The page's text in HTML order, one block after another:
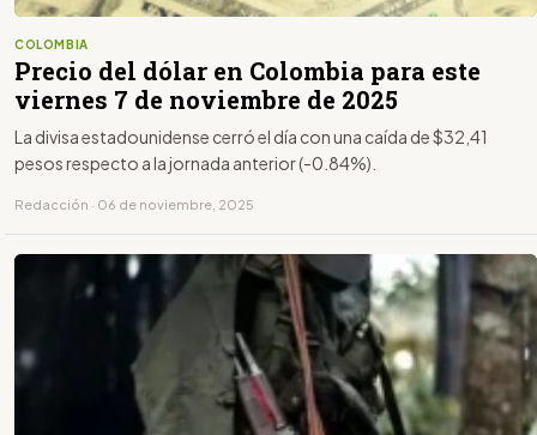
COLOMBIA
Precio del dólar en Colombia para este
viernes 7 de noviembre de 2025
La divisa estadounidense cerró el día con una caída de $32,41
pesos respecto a la jornada anterior (-0.84%).
Redacción · 06 de noviembre, 2025